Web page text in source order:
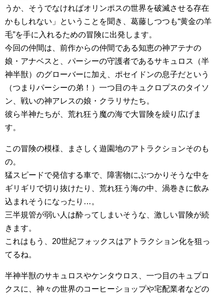
うか、そうでなければオリンポスの世界を破滅させる存在
かもしれない」ということを聞き、葛藤しつつも“黄金の羊
毛”を手に入れるための冒険に出発します。
今回の仲間は、前作からの仲間である知恵の神アテナの
娘・アナベスと、パーシーの守護者であるサキュロス（半
神半獣）のグローバーに加え、ポセイドンの息子だという
（つまりパーシーの弟！）一つ目のキュクロプスのタイソ
ン、戦いの神アレスの娘・クラリサたち。
彼ら半神たちが、荒れ狂う魔の海で大冒険を繰り広げま
す。
この冒険の模様、まさしく遊園地のアトラクションそのも
の。
猛スピードで発信する車で、障害物にぶつかりそうな中を
ギリギリで切り抜けたり、荒れ狂う海の中、渦巻きに飲み
込まれそうになったり…。
三半規管が弱い人は酔ってしまいそうな、激しい冒険が続
きます。
これはもう、20世紀フォックスはアトラクション化を狙っ
てるね。
半神半獣のサキュロスやケンタウロス、一つ目のキュプロ
クスに、神々の世界のコーヒーショップや宅配業者などの